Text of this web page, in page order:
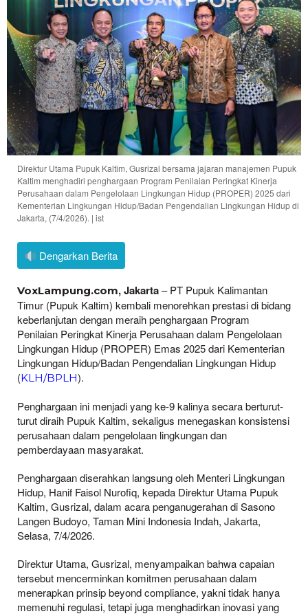
Direktur Utama Pupuk Kaltim, Gusrizal bersama jajaran manajemen Pupuk
Kaltim menghadiri penghargaan Program Penilaian Peringkat Kinerja
Perusahaan dalam Pengelolaan Lingkungan Hidup (PROPER) 2025 dari
Kementerian Lingkungan Hidup/Badan Pengendalian Lingkungan Hidup di
Jakarta, (7/4/2026). | ist
Dengarkan Berita
VoxLampung.com, Jakarta– PT Pupuk Kalimantan
Timur (Pupuk Kaltim) kembali menorehkan prestasi di bidang
keberlanjutan dengan meraih penghargaan Program
Penilaian Peringkat Kinerja Perusahaan dalam Pengelolaan
Lingkungan Hidup (PROPER) Emas 2025 dari Kementerian
Lingkungan Hidup/Badan Pengendalian Lingkungan Hidup
(KLH/BPLH).
Penghargaan ini menjadi yang ke-9 kalinya secara berturut-
turut diraih Pupuk Kaltim, sekaligus menegaskan konsistensi
perusahaan dalam pengelolaan lingkungan dan
pemberdayaan masyarakat.
Penghargaan diserahkan langsung oleh Menteri Lingkungan
Hidup, Hanif Faisol Nurofiq, kepada Direktur Utama Pupuk
Kaltim, Gusrizal, dalam acara penganugerahan di Sasono
Langen Budoyo, Taman Mini Indonesia Indah, Jakarta,
Selasa, 7/4/2026.
Direktur Utama, Gusrizal, menyampaikan bahwa capaian
tersebut mencerminkan komitmen perusahaan dalam
menerapkan prinsip beyond compliance, yakni tidak hanya
memenuhi regulasi, tetapi juga menghadirkan inovasi yang